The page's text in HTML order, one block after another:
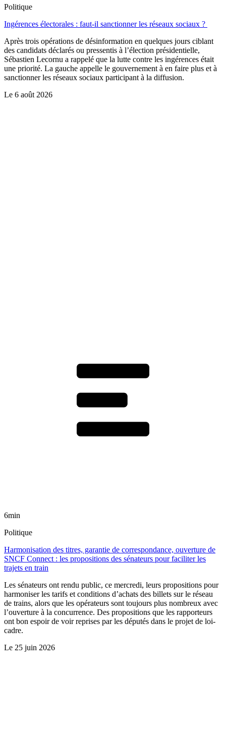
Politique
Ingérences électorales : faut-il sanctionner les réseaux sociaux ?
Après trois opérations de désinformation en quelques jours ciblant
des candidats déclarés ou pressentis à l’élection présidentielle,
Sébastien Lecornu a rappelé que la lutte contre les ingérences était
une priorité. La gauche appelle le gouvernement à en faire plus et à
sanctionner les réseaux sociaux participant à la diffusion.
Le 6 août 2026
6min
Politique
Harmonisation des titres, garantie de correspondance, ouverture de
SNCF Connect : les propositions des sénateurs pour faciliter les
trajets en train
Les sénateurs ont rendu public, ce mercredi, leurs propositions pour
harmoniser les tarifs et conditions d’achats des billets sur le réseau
de trains, alors que les opérateurs sont toujours plus nombreux avec
l’ouverture à la concurrence. Des propositions que les rapporteurs
ont bon espoir de voir reprises par les députés dans le projet de loi-
cadre.
Le 25 juin 2026